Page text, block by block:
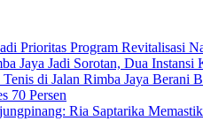
70 Persen